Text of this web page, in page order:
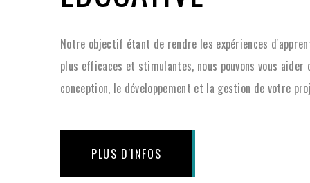
Notre objectif étant de rendre les expériences
plus efficaces et stimulantes, nous pouvons vous aider
conception, le développement et la gestion de votre
PLUS D'INFOS